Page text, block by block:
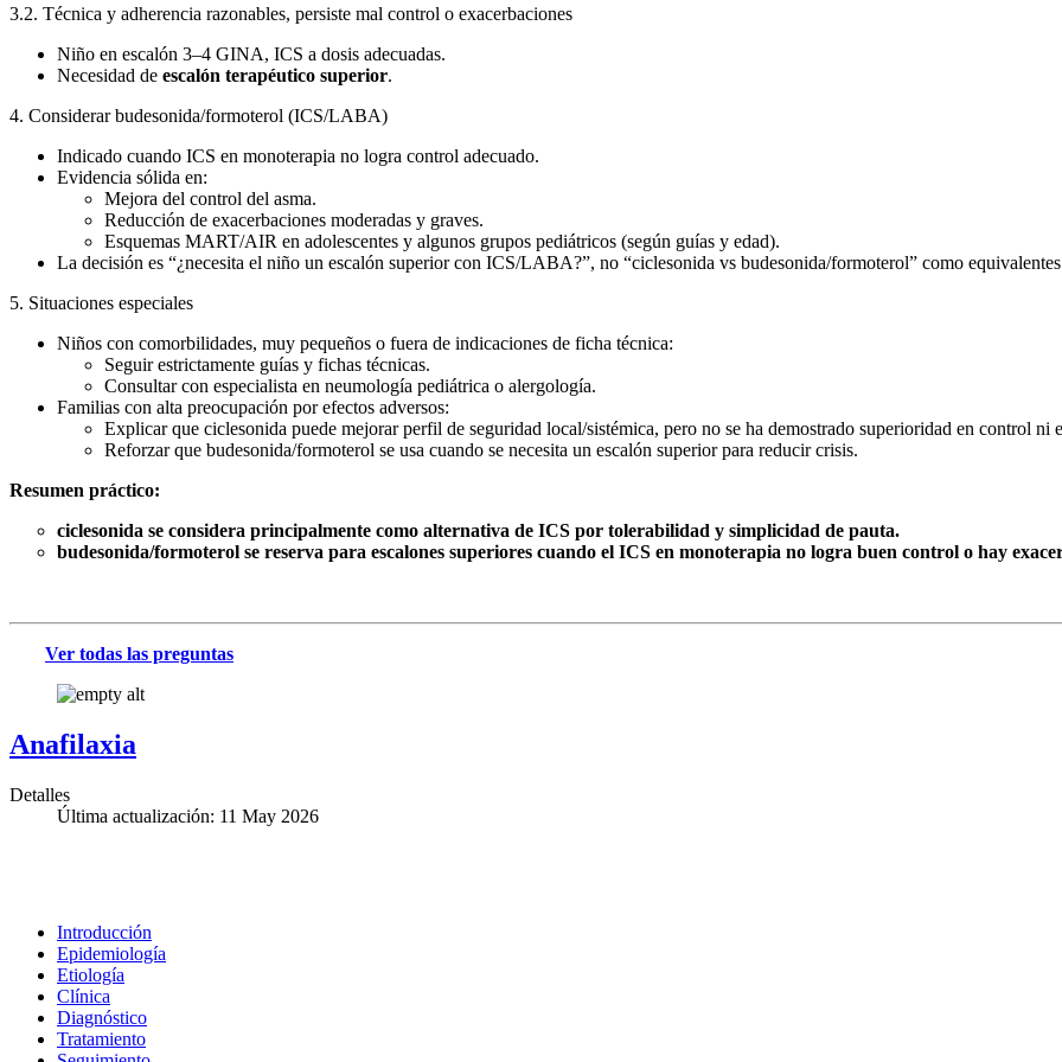
3.2. Técnica y adherencia razonables, persiste mal control o exacerbaciones
Niño en escalón 3–4 GINA, ICS a dosis adecuadas.
Necesidad de escalón terapéutico superior.
4. Considerar budesonida/formoterol (ICS/LABA)
Indicado cuando ICS en monoterapia no logra control adecuado.
Evidencia sólida en:
Mejora del control del asma.
Reducción de exacerbaciones moderadas y graves.
Esquemas MART/AIR en adolescentes y algunos grupos pediátricos (según guías y edad).
La decisión es “¿necesita el niño un escalón superior con ICS/LABA?”, no “ciclesonida vs budesonida/formoterol” como
5. Situaciones especiales
Niños con comorbilidades, muy pequeños o fuera de indicaciones de ficha técnica:
Seguir estrictamente guías y fichas técnicas.
Consultar con especialista en neumología pediátrica o alergología.
Familias con alta preocupación por efectos adversos:
Explicar que ciclesonida puede mejorar perfil de seguridad local/sistémica, pero no se ha demostrado superioridad en control ni
Reforzar que budesonida/formoterol se usa cuando se necesita un escalón superior para reducir crisis.
Resumen práctico:
ciclesonida se considera principalmente como alternativa de ICS por tolerabilidad y simplicidad de pauta.
budesonida/formoterol se reserva para escalones superiores cuando el ICS en monoterapia no logra buen control o hay
Ver todas las preguntas
Anafilaxia
Detalles
Última actualización: 11 May 2026
Introducción
Epidemiología
Etiología
Clínica
Diagnóstico
Tratamiento